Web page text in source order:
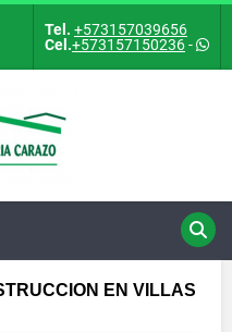
Tel. +573157039656
Cel.+573157150236-
EN VILLAS